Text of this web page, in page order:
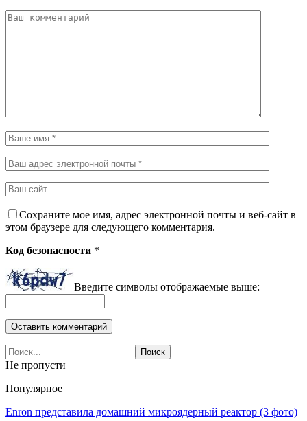
Сохраните мое имя, адрес электронной почты и веб-сайт в
этом браузере для следующего комментария.
Код безопасности *
Введите символы отображаемые выше:
Не пропусти
Популярное
Enron представила домашний микроядерный реактор (3 фото)